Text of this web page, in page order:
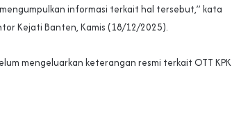
informasi terkait hal tersebut,” kata
Kejati Banten, Kamis (18/12/2025).
mengeluarkan keterangan resmi terkait OTT KPK